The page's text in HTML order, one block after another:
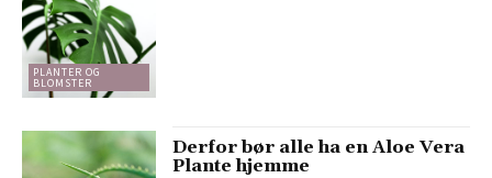
PLANTER OG
BLOMSTER
Derfor bør alle ha en Aloe Vera
Plante hjemme